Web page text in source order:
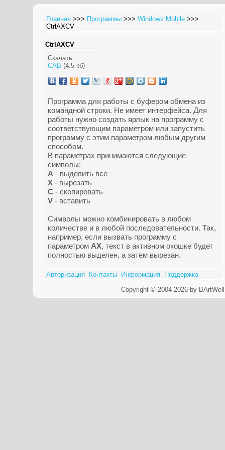
Главная >>> Программы >>>Windows Mobile >>>
CtrlAXCV
CtrlAXCV
Скачать:
CAB (4.5 кб)
Программа для работы с буфером обмена из
командной строки. Не имеет интерфейса. Для
работы нужно создать ярлык на программу с
соответствующим параметром или запустить
программу с этим параметром любым другим
способом.
В параметрах принимаются следующие
символы:
A - выделить все
X - вырезать
C - скопировать
V - вставить
Символы можно комбинировать в любом
количестве и в любой последовательности. Так,
например, если вызвать программу с
параметром AX, текст в активном окошке будет
полностью выделен, а затем вырезан.
Авторизация Контакты Информация
Поддержка
Copyright © 2004-2026 by BArtWell